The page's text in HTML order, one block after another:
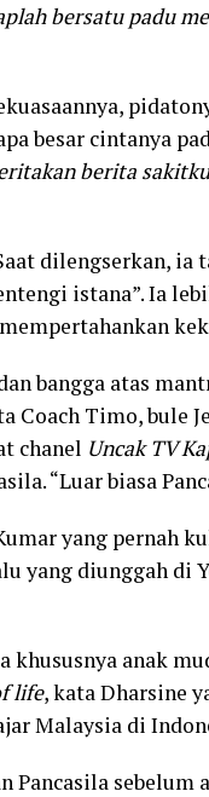
bersatu padu
besar cintanya
berita
dilengserkan, ia
istana”. Ia
bangga atas
Coach Timo, bule
chanel Uncak TV
“Luar biasa
yang pernah
yang diunggah di
anak
life, kata Dharsine
Malaysia di
sebelum